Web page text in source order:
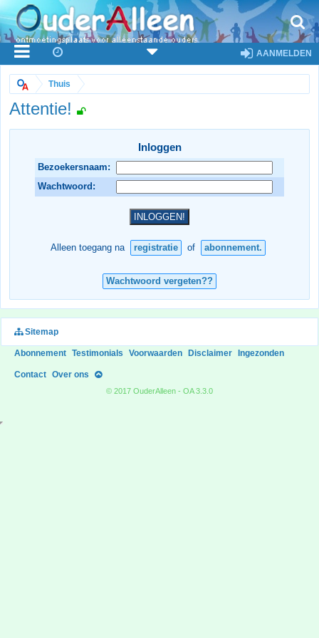
AANMELDEN
Thuis
Attentie!
Inloggen
Bezoekersnaam:
Wachtwoord:
Alleen toegang na registratie of abonnement.
Wachtwoord vergeten??
Sitemap
Abonnement Testimonials Voorwaarden Disclaimer Ingezonden
Contact Over ons
© 2017 OuderAlleen - OA 3.3.0